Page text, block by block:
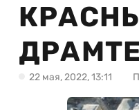
22 мая, 2022, 13:11